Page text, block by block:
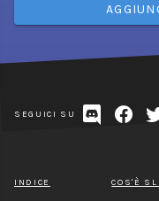
SEGUICI SU
INDICE COS'È